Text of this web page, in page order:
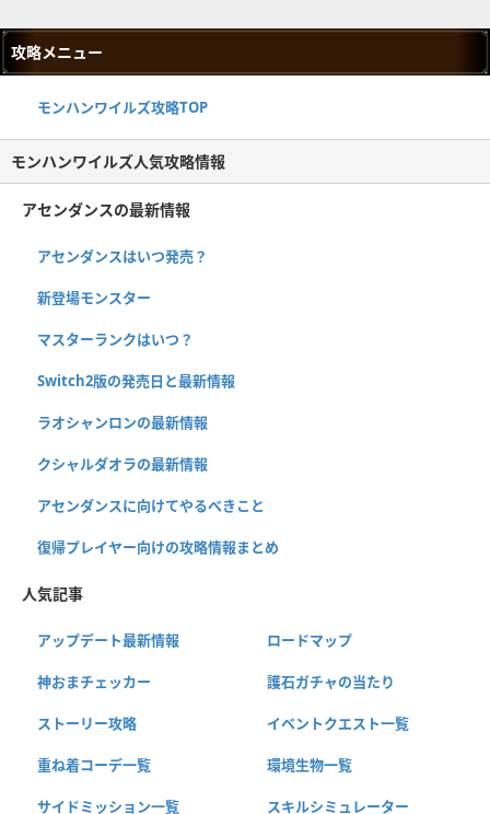
攻略メニュー
モンハンワイルズ攻略TOP
モンハンワイルズ人気攻略情報
アセンダンスの最新情報
アセンダンスはいつ発売？
新登場モンスター
マスターランクはいつ？
Switch2版の発売日と最新情報
ラオシャンロンの最新情報
クシャルダオラの最新情報
アセンダンスに向けてやるべきこと
復帰プレイヤー向けの攻略情報まとめ
人気記事
アップデート最新情報 ロードマップ
神おまチェッカー 護石ガチャの当たり
ストーリー攻略 イベントクエスト一覧
重ね着コーデ一覧 環境生物一覧
サイドミッション一覧 スキルシミュレーター